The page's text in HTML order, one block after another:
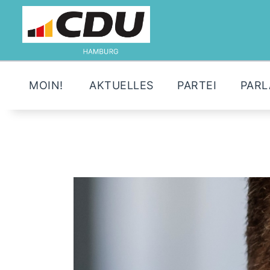
MOIN! AKTUELLES PARTEI